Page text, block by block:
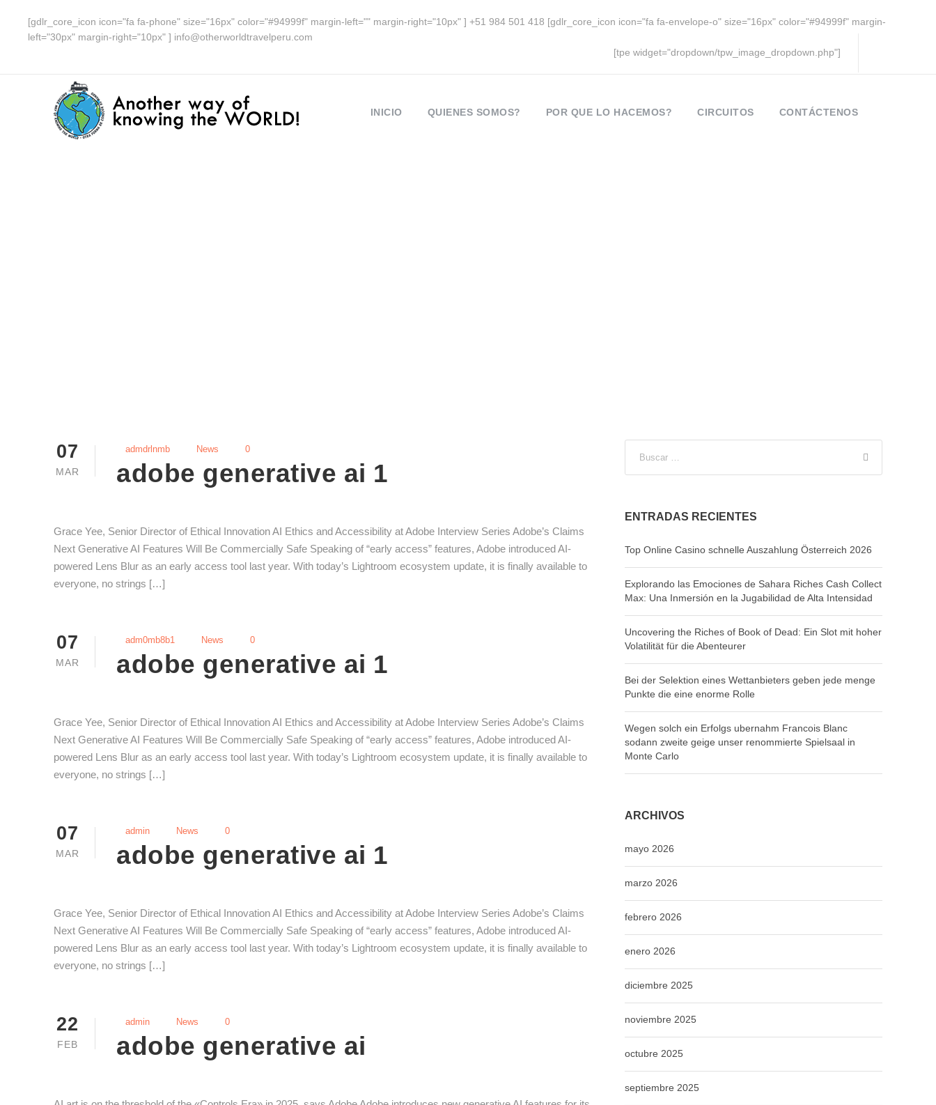
[gdlr_core_icon icon="fa fa-phone" size="16px" color="#94999f" margin-left="" margin-right="10px" ] +51 984 501 418 [gdlr_core_icon icon="fa fa-envelope-o" size="16px" color="#94999f" margin-
left="30px" margin-right="10px" ] info@otherworldtravelperu.com
[tpe widget="dropdown/tpw_image_dropdown.php"]
INICIO QUIENES SOMOS? POR QUE LO HACEMOS? CIRCUITOS CONTÁCTENOS
07
MAR
admdrlnmb News 0
adobe generative ai 1
Grace Yee, Senior Director of Ethical Innovation AI Ethics and Accessibility at Adobe Interview Series Adobe’s Claims
Next Generative AI Features Will Be Commercially Safe Speaking of “early access” features, Adobe introduced AI-
powered Lens Blur as an early access tool last year. With today’s Lightroom ecosystem update, it is finally available to
everyone, no strings […]
07
MAR
adm0mb8b1 News 0
adobe generative ai 1
Grace Yee, Senior Director of Ethical Innovation AI Ethics and Accessibility at Adobe Interview Series Adobe’s Claims
Next Generative AI Features Will Be Commercially Safe Speaking of “early access” features, Adobe introduced AI-
powered Lens Blur as an early access tool last year. With today’s Lightroom ecosystem update, it is finally available to
everyone, no strings […]
07
MAR
admin News 0
adobe generative ai 1
Grace Yee, Senior Director of Ethical Innovation AI Ethics and Accessibility at Adobe Interview Series Adobe’s Claims
Next Generative AI Features Will Be Commercially Safe Speaking of “early access” features, Adobe introduced AI-
powered Lens Blur as an early access tool last year. With today’s Lightroom ecosystem update, it is finally available to
everyone, no strings […]
22
FEB
admin News 0
adobe generative ai
ENTRADAS RECIENTES
Top Online Casino schnelle Auszahlung Österreich 2026
Explorando las Emociones de Sahara Riches Cash Collect
Max: Una Inmersión en la Jugabilidad de Alta Intensidad
Uncovering the Riches of Book of Dead: Ein Slot mit hoher
Volatilität für die Abenteurer
Bei der Selektion eines Wettanbieters geben jede menge
Punkte die eine enorme Rolle
Wegen solch ein Erfolgs ubernahm Francois Blanc
sodann zweite geige unser renommierte Spielsaal in
Monte Carlo
ARCHIVOS
mayo 2026
marzo 2026
febrero 2026
enero 2026
diciembre 2025
noviembre 2025
octubre 2025
septiembre 2025